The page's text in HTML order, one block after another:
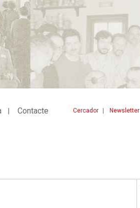
Cercador Newsletter
Contacte